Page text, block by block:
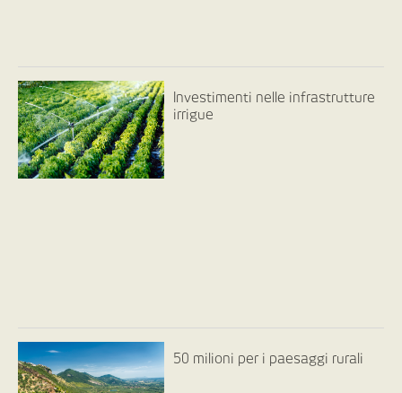
Investimenti nelle infrastrutture
irrigue
50 milioni per i paesaggi rurali